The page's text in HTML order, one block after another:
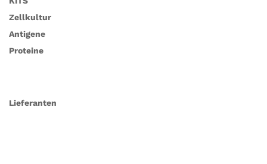
Zellkultur
Antigene
Proteine
Lieferanten